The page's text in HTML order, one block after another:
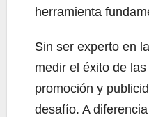
herramienta
Sin ser experto en
medir el éxito de
promoción y
desafío. A